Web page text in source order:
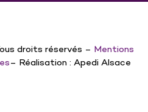
droits réservés – Mentions
– Réalisation : Apedi Alsace